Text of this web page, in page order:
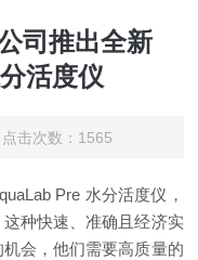
司推出全新
活度仪
击次数：1565
Pre 水分活度仪，
种快速、准确且经济实
会，他们需要高质量的